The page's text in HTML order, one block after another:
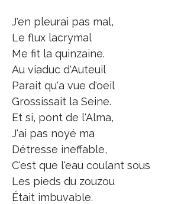
J'en pleurai pas mal,
Le flux lacrymal
Me fit la quinzaine.
Au viaduc d'Auteuil
Parait qu'a vue d'oeil
Grossissait la Seine.
Et si, pont de l'Alma,
J'ai pas noyé ma
Détresse ineffable,
C'est que l'eau coulant sous
Les pieds du zouzou
Était imbuvable.